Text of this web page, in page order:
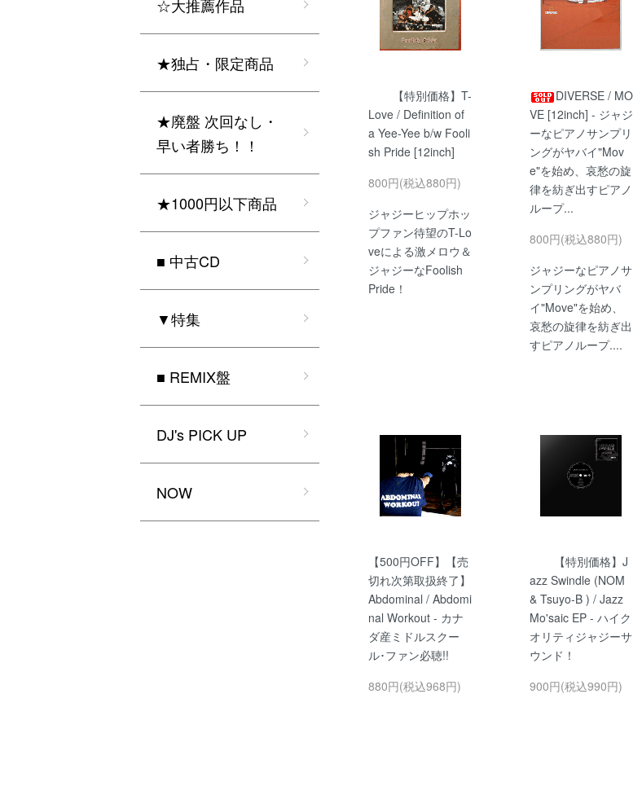
【特別価格】T-
Love / Definition of
a Yee-Yee b/w Fooli
sh Pride [12inch]
800円(税込880円)
ジャジーヒップホッ
プファン待望のT-Lo
veによる激メロウ＆
ジャジーなFoolish
Pride！
DIVERSE / MO
VE [12inch] - ジャジ
ーなピアノサンプリ
ングがヤバイ"Mov
e"を始め、哀愁の旋
律を紡ぎ出すピアノ
ループ...
800円(税込880円)
ジャジーなピアノサ
ンプリングがヤバ
イ"Move"を始め、
哀愁の旋律を紡ぎ出
すピアノループ....
【500円OFF】【売
切れ次第取扱終了】
Abdominal / Abdomi
nal Workout - カナ
ダ産ミドルスクー
ル･ファン必聴!!
880円(税込968円)
【特別価格】J
azz Swindle (NOM
& Tsuyo-B ) / Jazz
Mo'saic EP - ハイク
オリティジャジーサ
ウンド！
900円(税込990円)
☆大推薦作品
★独占・限定商品
★廃盤 次回なし・
早い者勝ち！！
★1000円以下商品
■ 中古CD
▼特集
■ REMIX盤
DJ's PICK UP
NOW